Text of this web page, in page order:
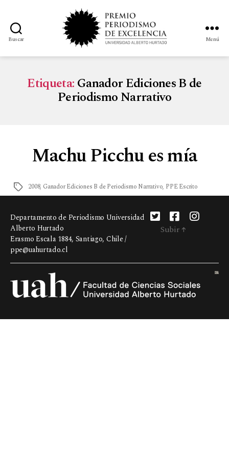
Buscar Menú
Etiqueta:Ganador Ediciones B de
Periodismo Narrativo
Machu Picchu es mía
2008, Ganador Ediciones B de Periodismo Narrativo, PPE Escrito
Departamento de Periodismo Universidad
Alberto Hurtado
Erasmo Escala 1884, Santiago, Chile /
ppe@uahurtado.cl
Subir ↑